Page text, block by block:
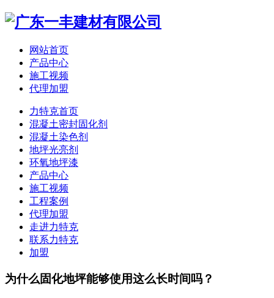
网站首页
产品中心
施工视频
代理加盟
力特克首页
混凝土密封固化剂
混凝土染色剂
地坪光亮剂
环氧地坪漆
产品中心
施工视频
工程案例
代理加盟
走进力特克
联系力特克
加盟
为什么固化地坪能够使用这么长时间吗？